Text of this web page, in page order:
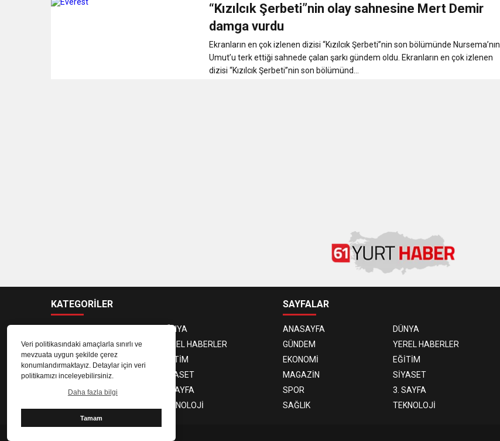
Veri politikasındaki amaçlarla sınırlı ve
mevzuata uygun şekilde çerez
konumlandırmaktayız. Detaylar için veri
politikamızı inceleyebilirsiniz.
Daha fazla bilgi
Tamam
“Kızılcık Şerbeti”nin olay sahnesine Mert Demir
damga vurdu
Ekranların en çok izlenen dizisi “Kızılcık Şerbeti”nin son bölümünde Nursema’nın
Umut’u terk ettiği sahnede çalan şarkı gündem oldu. Ekranların en çok izlenen
dizisi “Kızılcık Şerbeti”nin son bölümünd...
KATEGORİLER
DÜNYA
GÜNDEM
YEREL HABERLER
EKONOMİ
EĞİTİM
MAGAZİN
SİYASET
SPOR
3. SAYFA
TEKNOLOJİ
SAYFALAR
ANASAYFA
DÜNYA
GÜNDEM
YEREL HABERLER
EKONOMİ
EĞİTİM
MAGAZİN
SİYASET
SPOR
3. SAYFA
SAĞLIK
TEKNOLOJİ